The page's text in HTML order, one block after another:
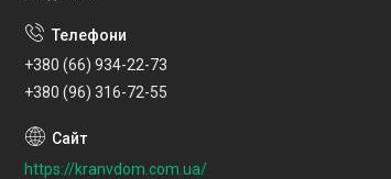
+380 (66) 934-22-73
+380 (96) 316-72-55
https://kranvdom.com.ua/